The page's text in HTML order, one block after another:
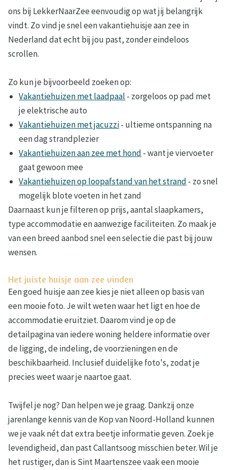
ons bij LekkerNaarZee eenvoudig op wat jij belangrijk
vindt. Zo vind je snel een vakantiehuisje aan zee in
Nederland dat echt bij jou past, zonder eindeloos
scrollen.
Zo kun je bijvoorbeeld zoeken op:
Vakantiehuizen met laadpaal - zorgeloos op pad met
je elektrische auto
Vakantiehuizen met jacuzzi- ultieme ontspanning na
een dag strandplezier
Vakantiehuizen aan zee met hond - want je viervoeter
gaat gewoon mee
Vakantiehuizen op loopafstand van het strand - zo snel
mogelijk blote voeten in het zand
Daarnaast kun je filteren op prijs, aantal slaapkamers,
type accommodatie en aanwezige faciliteiten. Zo maak je
van een breed aanbod snel een selectie die past bij jouw
wensen.
Het juiste huisje aan zee vinden
Een goed huisje aan zee kies je niet alleen op basis van
een mooie foto. Je wilt weten waar het ligt en hoe de
accommodatie eruitziet. Daarom vind je op de
detailpagina van iedere woning heldere informatie over
de ligging, de indeling, de voorzieningen en de
beschikbaarheid. Inclusief duidelijke foto's, zodat je
precies weet waar je naartoe gaat.
Twijfel je nog? Dan helpen we je graag. Dankzij onze
jarenlange kennis van de Kop van Noord-Holland kunnen
we je vaak nét dat extra beetje informatie geven. Zoek je
levendigheid, dan past Callantsoog misschien beter. Wil je
het rustiger, dan is Sint Maartenszee vaak een mooie